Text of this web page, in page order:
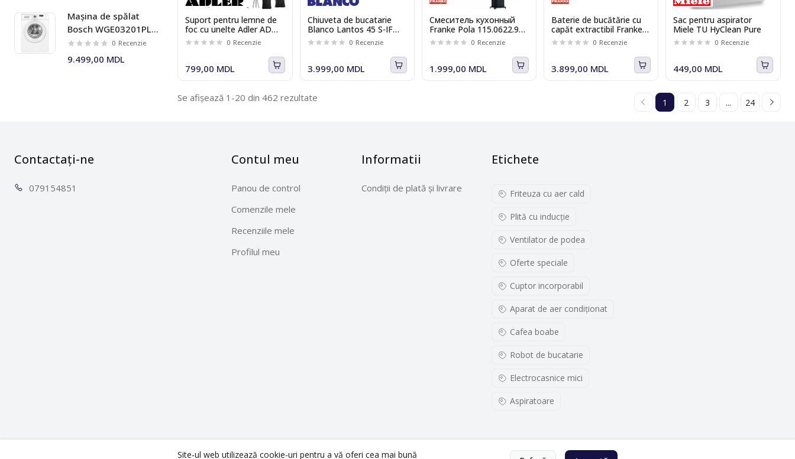
WhirlpoolMașina de spălat
Bosch WGE03201PL 8
kg 1200 rpm Seria I 2
0 Recenzie
9.499,00 MDL
Suport pentru lemne de
foc cu unelte Adler AD
6815
0 Recenzie
799,00 MDL
Chiuveta de bucatarie
Blanco Lantos 45 S-IF
Compact 519059
0 Recenzie
3.999,00 MDL
Смеситель кухонный
Franke Pola 115.0622.943
черный
0 Recenzie
1.999,00 MDL
Baterie de bucătărie cu
capăt extractibil Franke
Lina L 115.0733.716
ardezie gri
0 Recenzie
3.899,00 MDL
Sac pentru aspirator
Miele TU HyClean Pure
0 Recenzie
449,00 MDL
Se afișează 1-20 din 462 rezultate 1 2 3 ... 24
Contactați-ne
0791 54851
Contul meu
Panou de control
Comenzile mele
Recenziile mele
Profilul meu
Informatii
Condiții de plată și livrare
Etichete
Friteuza cu aer cald
Plită cu inducţie
Ventilator de podea
Oferte speciale
Cuptor incorporabil
Aparat de aer condiționat
Cafea boabe
Robot de bucatarie
Electrocasnice mici
Aspiratoare
Site-ul web utilizează cookie-uri pentru a vă oferi cea mai bună